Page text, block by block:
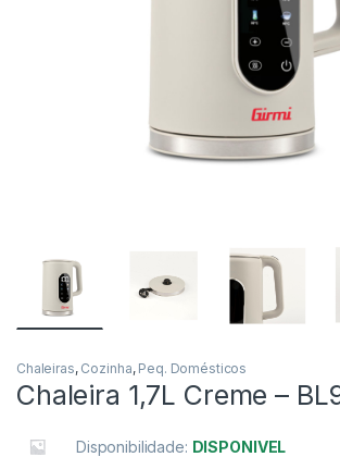
Chaleiras, Cozinha, Peq. Domésticos
Chaleira 1,7L Creme –
Disponibilidade: DISPONIVEL